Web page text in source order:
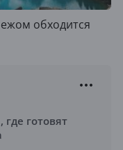
обходится
готовят